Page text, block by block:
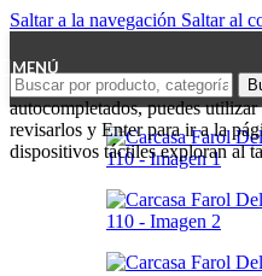
Saltar a la navegación Saltar al
MENÚ
autocompletados, puedes
revisarlos y Enter para ir a la
dispositivos táctiles exploran al